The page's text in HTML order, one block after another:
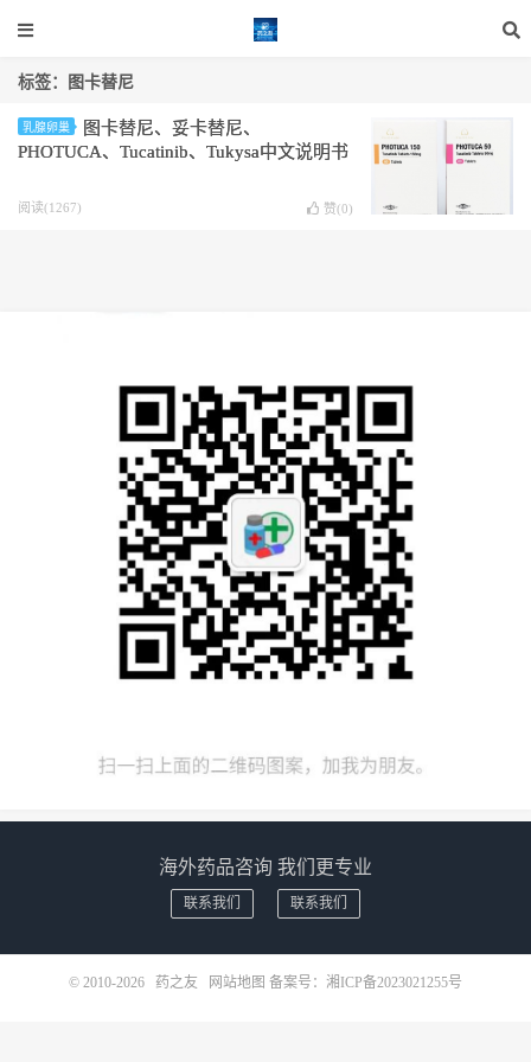
标签：图卡替尼
乳腺卵巢
图卡替尼、妥卡替尼、
PHOTUCA、Tucatinib、Tukysa中文说明书
阅读(1267) 赞(0)
海外药品咨询 我们更专业
联系我们 联系我们
© 2010-2026 药之友 网站地图 备案号： 湘ICP备2023021255号